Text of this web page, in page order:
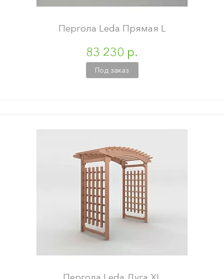
Пергола Leda Прямая L
83 230 р.
Под заказ